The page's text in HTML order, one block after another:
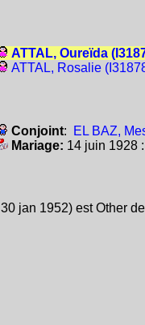
ATTAL, Oureïda
ATTAL, Rosalie
Conjoint: EL BAZ,
Mariage: 14 juin 1928
jan 1952) est Other